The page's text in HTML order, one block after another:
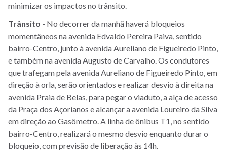
minimizar os impactos no trânsito.
Trânsito - No decorrer da manhã haverá bloqueios
momentâneos na avenida Edvaldo Pereira Paiva, sentido
bairro-Centro, junto à avenida Aureliano de Figueiredo Pinto,
e também na avenida Augusto de Carvalho. Os condutores
que trafegam pela avenida Aureliano de Figueiredo Pinto, em
direção à orla, serão orientados e realizar desvio à direita na
avenida Praia de Belas, para pegar o viaduto, a alça de acesso
da Praça dos Açorianos e alcançar a avenida Loureiro da Silva
em direção ao Gasômetro. A linha de ônibus T1, no sentido
bairro-Centro, realizará o mesmo desvio enquanto durar o
bloqueio, com previsão de liberação às 14h.